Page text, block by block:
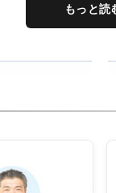
もっと読